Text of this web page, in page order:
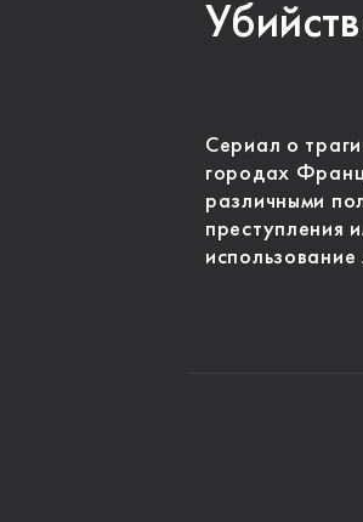
Сериал о
городах
различными
преступления